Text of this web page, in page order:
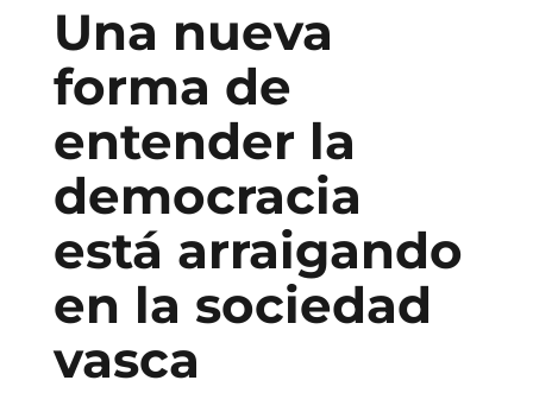
Una nueva
forma de
entender la
democracia
está arraigando
en la sociedad
vasca